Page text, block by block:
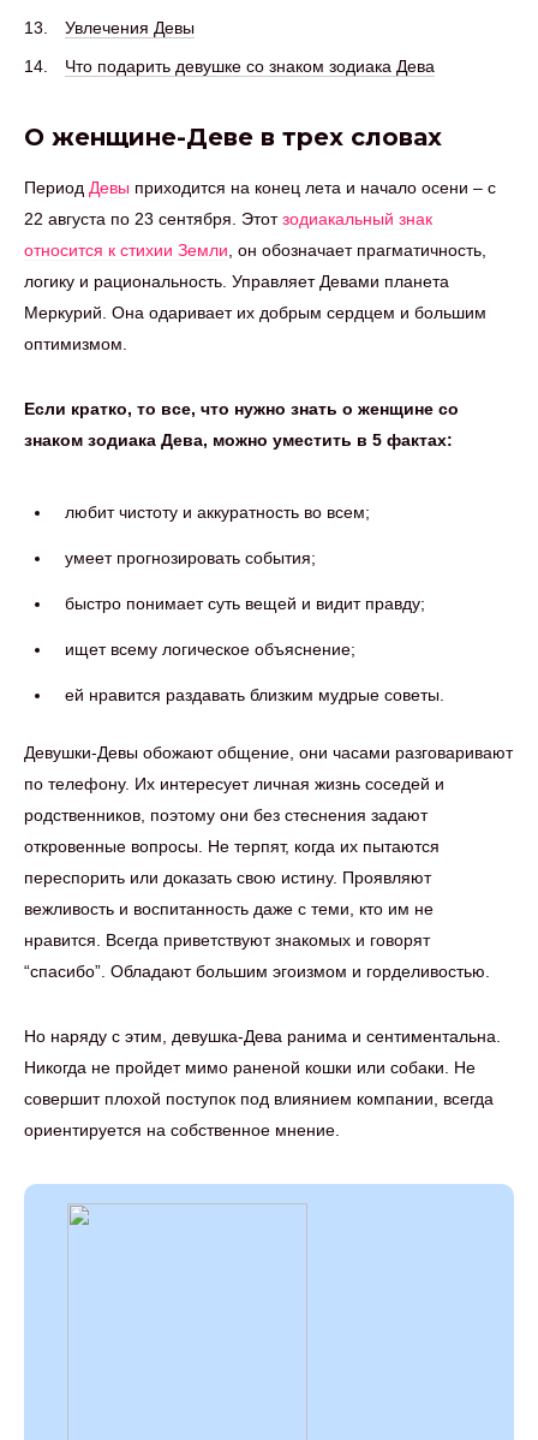
Увлечения Девы
Что подарить девушке со знаком зодиака Дева
О женщине-Деве в трех словах
Период Девы приходится на конец лета и начало осени – с
22 августа по 23 сентября. Этотзодиакальный знак
относится к стихии Земли , он обозначает прагматичность,
логику и рациональность. Управляет Девами планета
Меркурий. Она одаривает их добрым сердцем и большим
оптимизмом.
Если кратко, то все, что нужно знать о женщине со
знаком зодиака Дева, можно уместить в 5 фактах:
любит чистоту и аккуратность во всем;
умеет прогнозировать события;
быстро понимает суть вещей и видит правду;
ищет всему логическое объяснение;
ей нравится раздавать близким мудрые советы.
Девушки-Девы обожают общение, они часами разговаривают
по телефону. Их интересует личная жизнь соседей и
родственников, поэтому они без стеснения задают
откровенные вопросы. Не терпят, когда их пытаются
переспорить или доказать свою истину. Проявляют
вежливость и воспитанность даже с теми, кто им не
нравится. Всегда приветствуют знакомых и говорят
“спасибо”. Обладают большим эгоизмом и горделивостью.
Но наряду с этим, девушка-Дева ранима и сентиментальна.
Никогда не пройдет мимо раненой кошки или собаки. Не
совершит плохой поступок под влиянием компании, всегда
ориентируется на собственное мнение.